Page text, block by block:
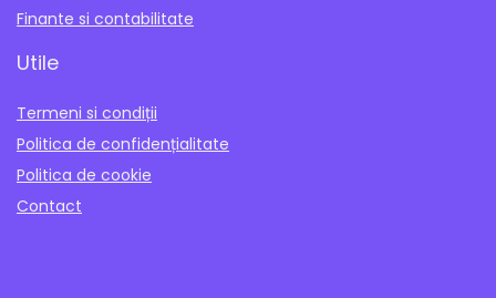
Finante si contabilitate
Utile
Termeni si condiții
Politica de confidențialitate
Politica de cookie
Contact